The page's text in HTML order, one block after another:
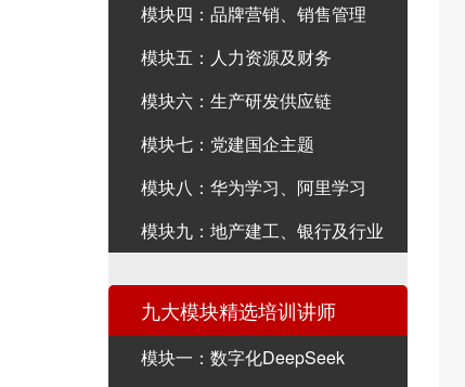
模块四：品牌营销、销售管理
模块五：人力资源及财务
模块六：生产研发供应链
模块七：党建国企主题
模块八：华为学习、阿里学习
模块九：地产建工、银行及行业
九大模块精选培训讲师
模块一：数字化DeepSeek